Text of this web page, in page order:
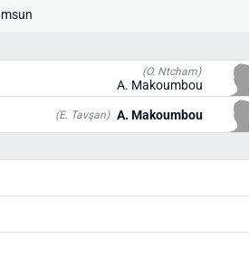
(O. Ntcham)
A. Makoumbou
(E. Tavşan) A. Makoumbou